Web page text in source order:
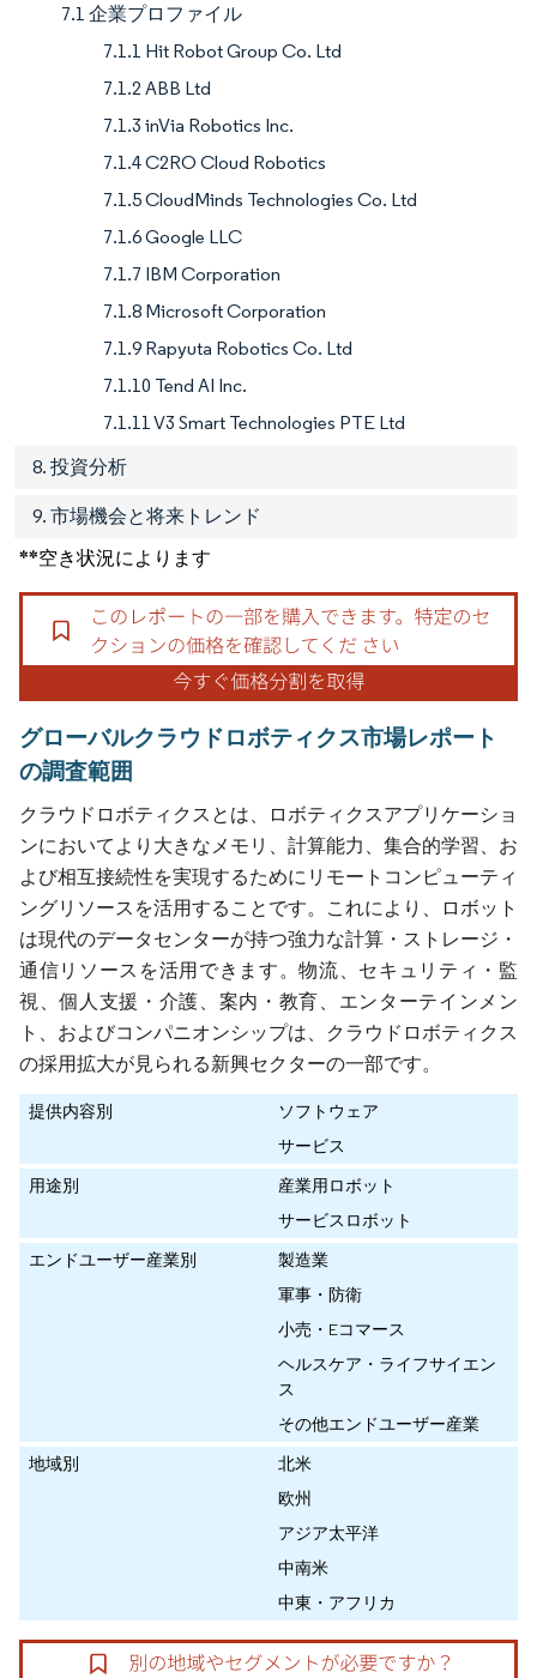
7.1 企業プロファイル
7.1.1 Hit Robot Group Co. Ltd
7.1.2 ABB Ltd
7.1.3 inVia Robotics Inc.
7.1.4 C2RO Cloud Robotics
7.1.5 CloudMinds Technologies Co. Ltd
7.1.6 Google LLC
7.1.7 IBM Corporation
7.1.8 Microsoft Corporation
7.1.9 Rapyuta Robotics Co. Ltd
7.1.10 Tend AI Inc.
7.1.11 V3 Smart Technologies PTE Ltd
8. 投資分析
9. 市場機会と将来トレンド
**空き状況によります
グローバルクラウドロボティクス市場レポート
の調査範囲
クラウドロボティクスとは、ロボティクスアプリケーショ
ンにおいてより大きなメモリ、計算能力、集合的学習、お
よび相互接続性を実現するためにリモートコンピューティ
ングリソースを活用することです。これにより、ロボット
は現代のデータセンターが持つ強力な計算・ストレージ・
通信リソースを活用できます。物流、セキュリティ・監
視、個人支援・介護、案内・教育、エンターテインメン
ト、およびコンパニオンシップは、クラウドロボティクス
の採用拡大が見られる新興セクターの一部です。
提供内容別
ソフトウェア
サービス
用途別
産業用ロボット
サービスロボット
エンドユーザー産業別
製造業
軍事・防衛
小売・Eコマース
ヘルスケア・ライフサイエン
ス
その他エンドユーザー産業
地域別
北米
欧州
アジア太平洋
中南米
中東・アフリカ